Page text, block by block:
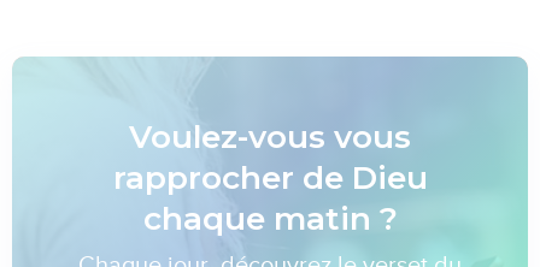
Voulez-vous vous
rapprocher de Dieu
chaque matin ?